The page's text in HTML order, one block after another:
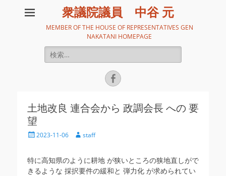
衆議院議員 中谷 元
MEMBER OF THE HOUSE OF REPRESENTATIVES GEN
NAKATANI HOMEPAGE
検
索:
Facebook
土地改良 連合会から 政調会長 への 要
望
投 2023-11-06
投 staff
特に高知県のように耕地 が狭いところの狭地直しがで
きるような 採択要件の緩和と 弾力化 が求められてい